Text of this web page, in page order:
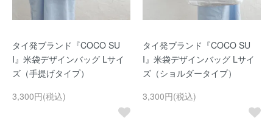
タイ発ブランド『COCO SU
I』米袋デザインバッグ Lサイ
ズ（手提げタイプ）
3,300円(税込)
タイ発ブランド『COCO SU
I』米袋デザインバッグ Lサイ
ズ（ショルダータイプ）
3,300円(税込)